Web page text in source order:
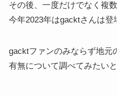
その後、一度だけでなく複
今年2023年はgacktさんは登
gacktファンのみならず地元
有無について調べてみたい